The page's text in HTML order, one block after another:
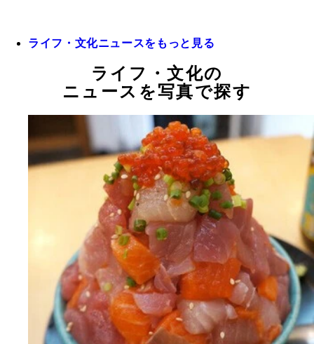
ライフ・文化ニュースをもっと見る
ライフ・文化の
ニュースを写真で探す